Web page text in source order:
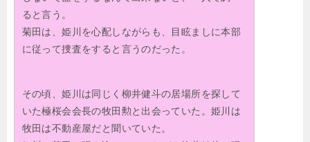
ると言う。
菊田は、姫川を心配しながらも、目眩ましに本部
に従って捜査をすると言うのだった。
その頃、姫川は同じく柳井健斗の居場所を探して
いた極桜会会長の牧田勲と出会っていた。姫川は
牧田は不動産屋だと聞いていた。